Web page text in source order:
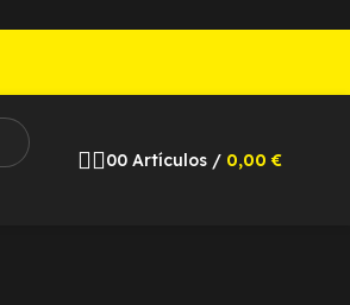
00 Artículos / 0,00 €